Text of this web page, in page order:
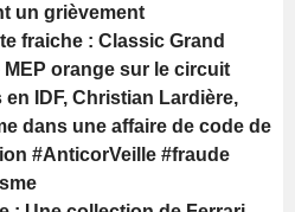
un grièvement
fraiche : Classic Grand
orange sur le circuit
en IDF, Christian Lardière,
dans une affaire de code de
#AnticorVeille #fraude